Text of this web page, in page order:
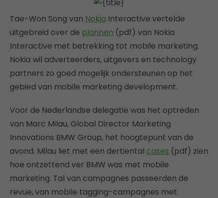
Tae-Won Song van Nokia Interactive vertelde
uitgebreid over de plannen (pdf) van Nokia
Interactive met betrekking tot mobile marketing.
Nokia wil adverteerders, uitgevers en technology
partners zo goed mogelijk ondersteunen op het
gebied van mobile marketing development.
Voor de Nederlandse delegatie was het optreden
van Marc Milau, Global Director Marketing
Innovations BMW Group, het hoogtepunt van de
avond. Milau liet met een dertiental cases (pdf) zien
hoe ontzettend ver BMW was met mobile
marketing. Tal van campagnes passeerden de
revue, van mobile tagging-campagnes met